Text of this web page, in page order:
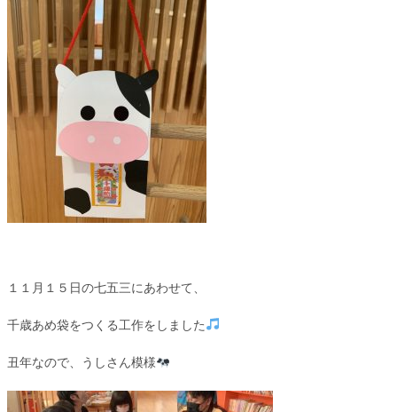
１１月１５日の七五三にあわせて、
千歳あめ袋をつくる工作をしました
丑年なので、うしさん模様